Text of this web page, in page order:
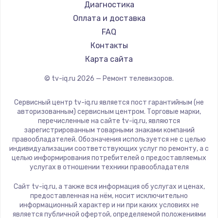
Замена видеокарты
1600 руб.
Заказать
Ремонт разъема питания
880 руб.
Заказать
Замена видеочипа
2745 руб.
Заказать
2600 руб.
Заказать
Hyundai
Doffler
Hiper
Grundig
HITACHI
Yandex
National
iFFALCON
Tuvio
Nord
BenQ
Диагностика
Оплата и доставка
FAQ
Контакты
Карта сайта
© tv-iq.ru 2026 — Ремонт телевизоров.
Сервисный центр tv-iq.ru является пост гарантийным (не
авторизованным) сервисным центром. Торговые марки,
перечисленные на сайте tv-iq.ru, являются
зарегистрированным товарными знаками компаний
правообладателей. Обозначения используется не с целью
индивидуализации соответствующих услуг по ремонту, а с
целью информирования потребителей о предоставляемых
услугах в отношении техники правообладателя
Сайт tv-iq.ru, а также вся информация об услугах и ценах,
предоставленная на нём, носит исключительно
информационный характер и ни при каких условиях не
является публичной офертой, определяемой положениями